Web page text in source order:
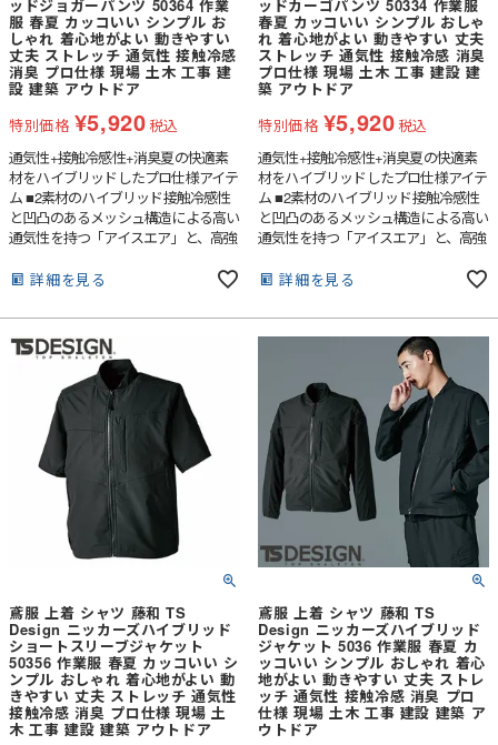
ッドジョガーパンツ 50364 作業
服 春夏 カッコいい シンプル お
しゃれ 着心地がよい 動きやすい
丈夫 ストレッチ 通気性 接触冷感
消臭 プロ仕様 現場 土木 工事 建
設 建築 アウトドア
特別価格 ¥5,920税込
通気性+接触冷感性+消臭夏の快適素
材をハイブリッドしたプロ仕様アイテ
ム ■2素材のハイブリッド接触冷感性
と凹凸のあるメッシュ構造による高い
通気性を持つ「アイスエア」と、高強
を組み合わせている。夏場のハードな
かいてもドライキープアイスエアは抜
群の通気性と速乾性を持ち、ストレッ
チタフは肌に当たる面積の少ない点接
触の素材となっている為、ベタつかず
ドライな着心地をキープする。■消臭
力アイスエアは化学結合型消臭素材。
においの根本を糸から断つ。消臭性試
験データ（2時間後）減少率：アンモ
ニア90％、酢酸97％、イソ吉草酸
99%、ノネナール97%
詳細を見る
ッドカーゴパンツ 50334 作業服
春夏 カッコいい シンプル おしゃ
れ 着心地がよい 動きやすい 丈夫
ストレッチ 通気性 接触冷感 消臭
プロ仕様 現場 土木 工事 建設 建
築 アウトドア
特別価格 ¥5,920税込
通気性+接触冷感性+消臭夏の快適素
材をハイブリッドしたプロ仕様アイテ
ム ■2素材のハイブリッド接触冷感性
と凹凸のあるメッシュ構造による高い
通気性を持つ「アイスエア」と、高強
を組み合わせている。夏場のハードな
かいてもドライキープアイスエアは抜
群の通気性と速乾性を持ち、ストレッ
チタフは肌に当たる面積の少ない点接
触の素材となっている為、ベタつかず
ドライな着心地をキープする。■消臭
力アイスエアは化学結合型消臭素材。
においの根本を糸から断つ。消臭性試
験データ（2時間後）減少率：アンモ
ニア90％、酢酸97％、イソ吉草酸
99%、ノネナール97%
詳細を見る
鳶服 上着 シャツ 藤和 TS
Design ニッカーズハイブリッド
ショートスリーブジャケット
50356 作業服 春夏 カッコいい シ
ンプル おしゃれ 着心地がよい 動
きやすい 丈夫 ストレッチ 通気性
接触冷感 消臭 プロ仕様 現場 土
木 工事 建設 建築 アウトドア
鳶服 上着 シャツ 藤和 TS
Design ニッカーズハイブリッド
ジャケット 5036 作業服 春夏 カ
ッコいい シンプル おしゃれ 着心
地がよい 動きやすい 丈夫 ストレ
ッチ 通気性 接触冷感 消臭 プロ
仕様 現場 土木 工事 建設 建築 ア
ウトドア